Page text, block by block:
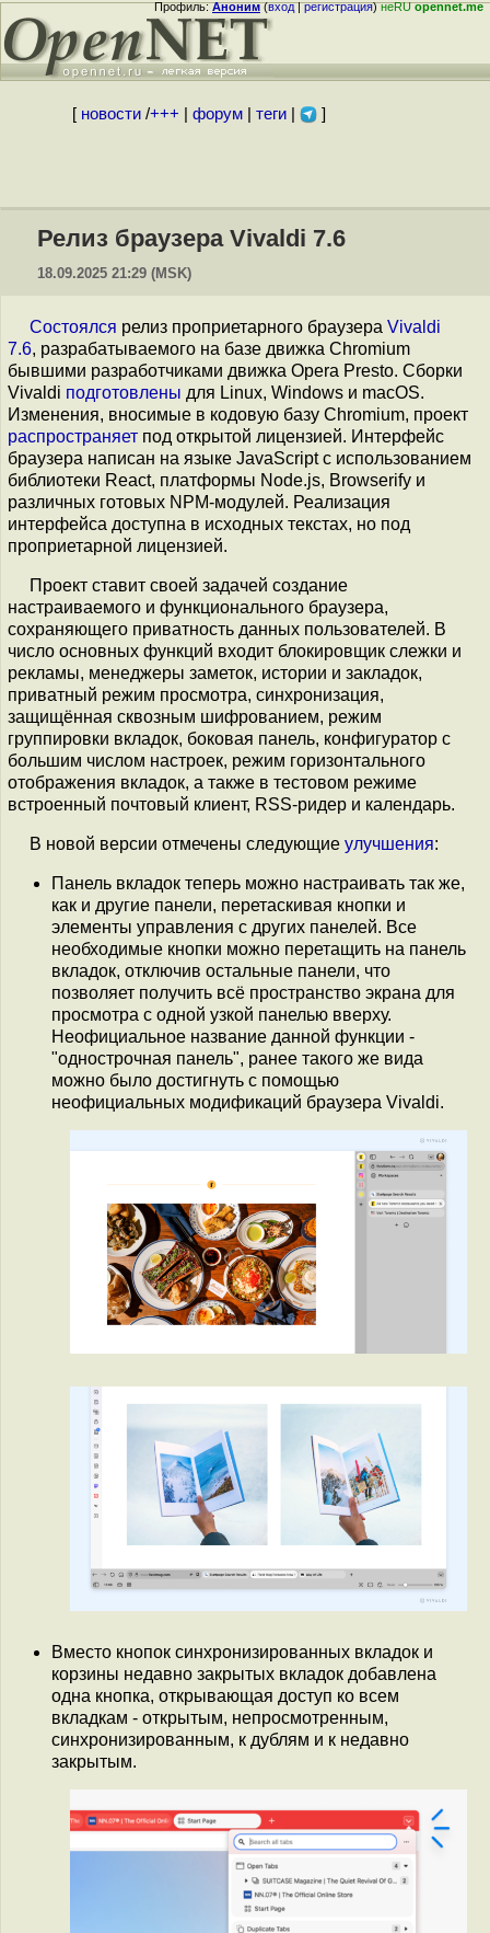
Профиль:Аноним(вход|регистрация)неRUopennet.me
[ новости/+++ форум| теги| ]
Релиз браузера Vivaldi 7.6
18.09.2025 21:29 (MSK)
Состоялся релиз проприетарного браузера Vivaldi
7.6, разрабатываемого на базе движка Chromium
бывшими разработчиками движка Opera Presto. Сборки
Vivaldi подготовлены для Linux, Windows и macOS.
Изменения, вносимые в кодовую базу Chromium, проект
распространяет под открытой лицензией. Интерфейс
браузера написан на языке JavaScript с использованием
библиотеки React, платформы Node.js, Browserify и
различных готовых NPM-модулей. Реализация
интерфейса доступна в исходных текстах, но под
проприетарной лицензией.
Проект ставит своей задачей создание
настраиваемого и функционального браузера,
сохраняющего приватность данных пользователей. В
число основных функций входит блокировщик слежки и
рекламы, менеджеры заметок, истории и закладок,
приватный режим просмотра, синхронизация,
защищённая сквозным шифрованием, режим
группировки вкладок, боковая панель, конфигуратор с
большим числом настроек, режим горизонтального
отображения вкладок, а также в тестовом режиме
встроенный почтовый клиент, RSS-ридер и календарь.
В новой версии отмечены следующие улучшения:
Панель вкладок теперь можно настраивать так же,
как и другие панели, перетаскивая кнопки и
элементы управления с других панелей. Все
необходимые кнопки можно перетащить на панель
вкладок, отключив остальные панели, что
позволяет получить всё пространство экрана для
просмотра с одной узкой панелью вверху.
Неофициальное название данной функции -
"однострочная панель", ранее такого же вида
можно было достигнуть с помощью
неофициальных модификаций браузера Vivaldi.
Вместо кнопок синхронизированных вкладок и
корзины недавно закрытых вкладок добавлена
одна кнопка, открывающая доступ ко всем
вкладкам - открытым, непросмотренным,
синхронизированным, к дублям и к недавно
закрытым.